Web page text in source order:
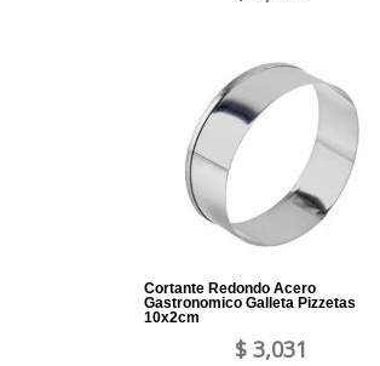
Cortante Redondo Acero
Gastronomico Galleta Pizzetas
10x2cm
$ 3,031